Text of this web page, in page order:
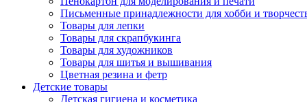
Письменные принадлежности для хобби и
Товары для лепки
Товары для скрапбукинга
Товары для художников
Товары для шитья и вышивания
Цветная резина и фетр
Детские товары
Детская гигиена и косметика